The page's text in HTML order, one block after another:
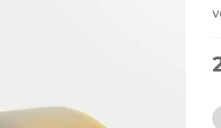
II
Maleta